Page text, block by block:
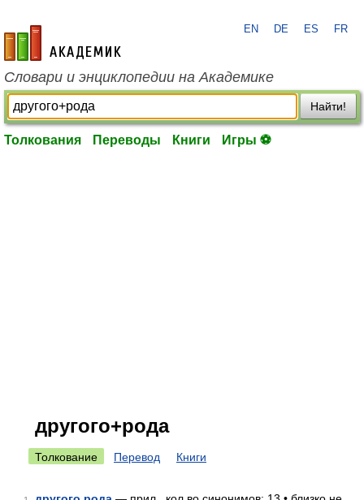
academic.ru
EN DE ES FR
Словари и энциклопедии на Академике
Найти!
Толкования Переводы Книги Игры ⚽
другого+рода
Толкование Перевод Книги